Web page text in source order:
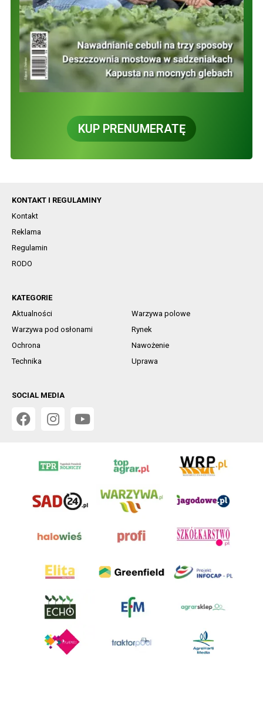
KUP PRENUMERATĘ
KONTAKT I REGULAMINY
Kontakt
Reklama
Regulamin
RODO
KATEGORIE
Aktualności
Warzywa polowe
Warzywa pod osłonami
Rynek
Ochrona
Nawożenie
Technika
Uprawa
SOCIAL MEDIA